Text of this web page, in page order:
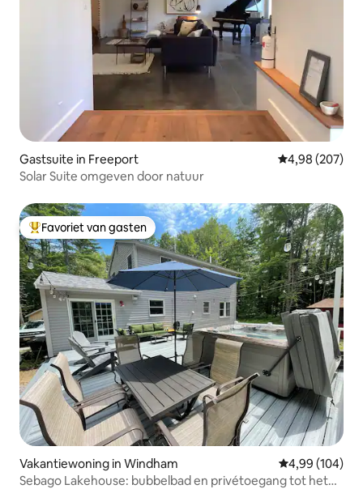
Gastsuite in Freeport Gemiddelde
4,98 (207)
Solar Suite omgeven door natuur
Topfavoriet van gasten
Favoriet van gasten
Vakantiewoning in Windham Gemiddelde
4,99 (104)
Sebago Lakehouse: bubbelbad en privétoegang tot het